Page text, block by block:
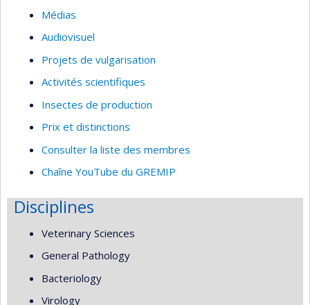
Médias
Audiovisuel
Projets de vulgarisation
Activités scientifiques
Insectes de production
Prix et distinctions
Consulter la liste des membres
Chaîne YouTube du GREMIP
Disciplines
Veterinary Sciences
General Pathology
Bacteriology
Virology